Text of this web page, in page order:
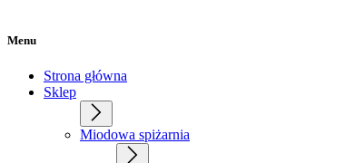
Menu
Strona główna
Sklep
Miodowa spiżarnia